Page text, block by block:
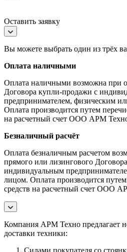
Оставить заявку
Вы можете выбрать один из трёх
Оплата наличными
Оплата наличными возможна при
Договора купли-продажи с
предпринимателем, физическим
Оплата производится путем
на расчетный счет ООО АРМ
Безналичный расчёт
Оплата безналичным расчетом
прямого или лизингового
индивидуальным
лицом. Оплата производится
средств на расчетный счет ООО
Компания АРМ Техно предлагает
доставки техники:
Силами покупателя со